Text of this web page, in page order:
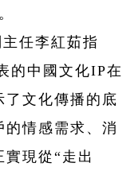
任李紅茹指
的中國文化IP在
了文化傳播的底
的情感需求、消
現從“走出